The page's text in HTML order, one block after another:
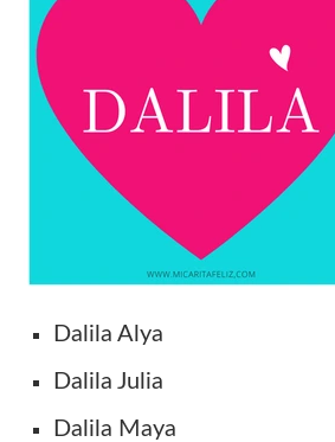
Dalila Alya
Dalila Julia
Dalila Maya